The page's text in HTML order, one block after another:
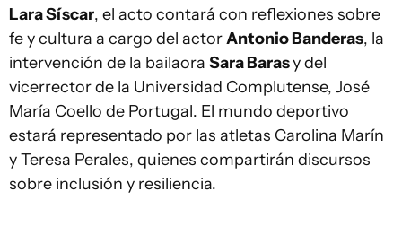
Lara Síscar, el acto contará con reflexiones sobre
fe y cultura a cargo del actorAntonio Banderas, la
intervención de la bailaora Sara Barasy del
vicerrector de la Universidad Complutense, José
María Coello de Portugal. El mundo deportivo
estará representado por las atletas Carolina Marín
y Teresa Perales, quienes compartirán discursos
sobre inclusión y resiliencia.